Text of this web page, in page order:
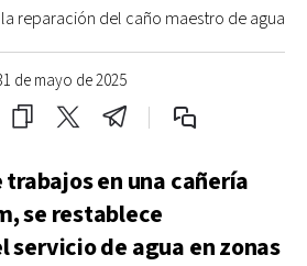
de mayo de 2025
reparación del caño maestro de agua
trabajos en una cañería
se restablece
servicio de agua en zonas